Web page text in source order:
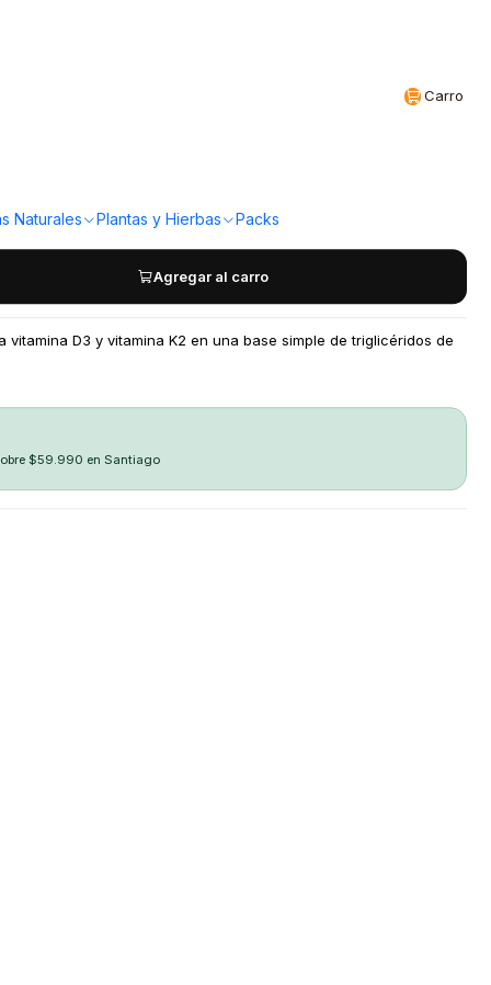
Carro
Naturales Plantas y Hierbas Packs
Agregar al carro
vitamina D3 y vitamina K2 en una base simple de triglicéridos de
$59.990 en Santiago